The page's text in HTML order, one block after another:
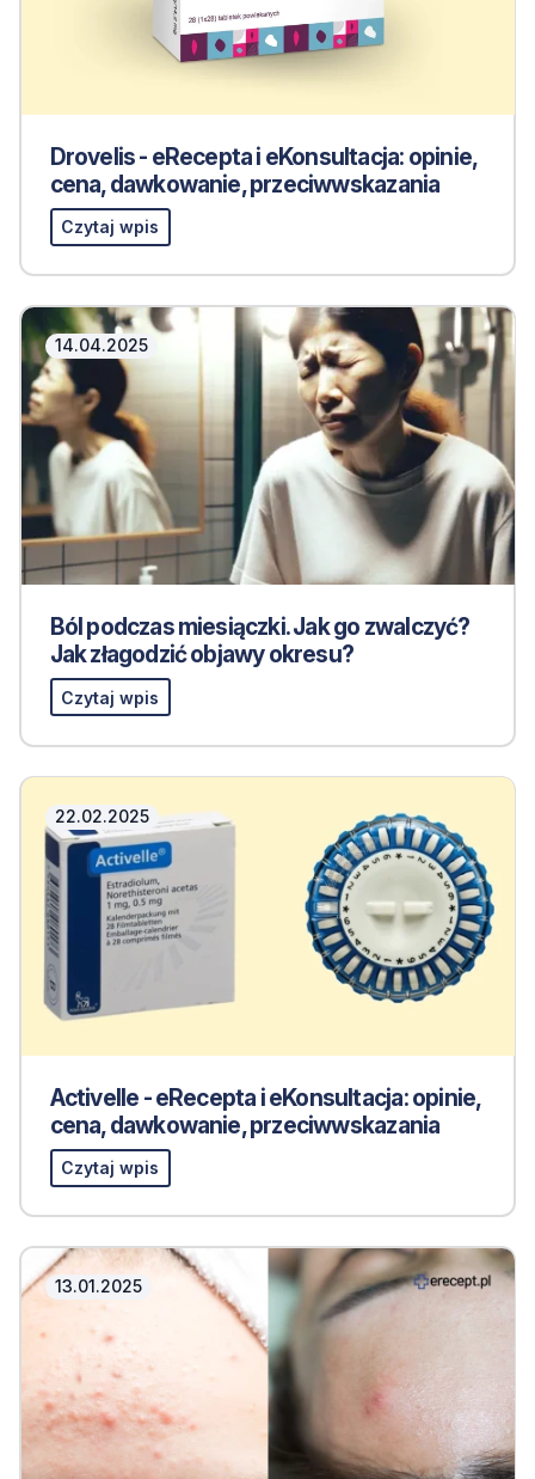
Drovelis - eRecepta i eKonsultacja: opinie,
cena, dawkowanie, przeciwwskazania
Czytaj wpis
14.04.2025
Ból podczas miesiączki. Jak go zwalczyć?
Jak złagodzić objawy okresu?
Czytaj wpis
22.02.2025
Activelle - eRecepta i eKonsultacja: opinie,
cena, dawkowanie, przeciwwskazania
Czytaj wpis
13.01.2025